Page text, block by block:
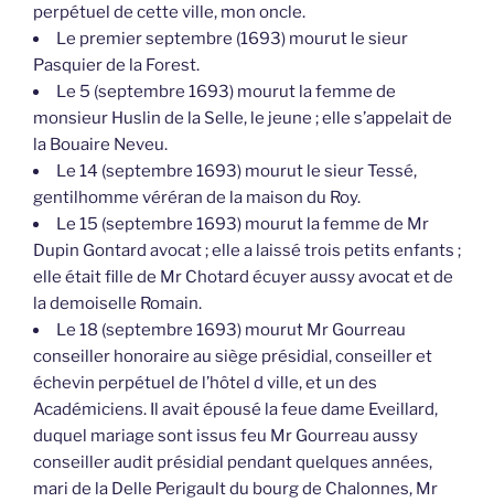
perpétuel de cette ville, mon oncle.
Le premier septembre (1693) mourut le sieur
Pasquier de la Forest.
Le 5 (septembre 1693) mourut la femme de
monsieur Huslin de la Selle, le jeune ; elle s’appelait de
la Bouaire Neveu.
Le 14 (septembre 1693) mourut le sieur Tessé,
gentilhomme véréran de la maison du Roy.
Le 15 (septembre 1693) mourut la femme de Mr
Dupin Gontard avocat ; elle a laissé trois petits enfants ;
elle était fille de Mr Chotard écuyer aussy avocat et de
la demoiselle Romain.
Le 18 (septembre 1693) mourut Mr Gourreau
conseiller honoraire au siège présidial, conseiller et
échevin perpétuel de l’hôtel d ville, et un des
Académiciens. Il avait épousé la feue dame Eveillard,
duquel mariage sont issus feu Mr Gourreau aussy
conseiller audit présidial pendant quelques années,
mari de la Delle Perigault du bourg de Chalonnes, Mr